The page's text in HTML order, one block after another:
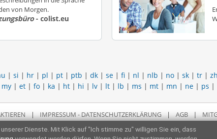
von Morgen.
- colist.eu
| si | hr | pl | pt | ptb | dk | se | fi | nl | nlb | no | sk | tr |
my | et | fo | ka | ht | hi | lv | lt | lb | ms | mt | mn | ne | ps |
| IMPRESSUM - DATENSCHUTZERKLÄRUNG | AGB |
Dienste. Mit Klick auf "Ich stimme zu" willigen Sie ein, dass